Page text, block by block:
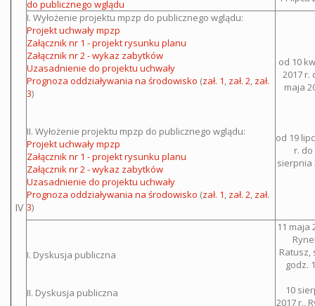
IV
do publicznego wglądu
I. Wyłożenie projektu mpzp do publicznego wglądu:
Projekt uchwały mpzp
Załącznik nr 1 - projekt rysunku planu
Załącznik nr 2 - wykaz zabytków
Uzasadnienie do projektu uchwały
Prognoza oddziaływania na środowisko (zał. 1, zał. 2, zał.
3)
II. Wyłożenie projektu mpzp do publicznego wglądu:
Projekt uchwały mpzp
Załącznik nr 1 - projekt rysunku planu
Załącznik nr 2 - wykaz zabytków
Uzasadnienie do projektu uchwały
Prognoza oddziaływania na środowisko (zał. 1, zał. 2, zał.
3)
od 10
2017 r.
maja
od 19
r. do
sierpnia
I. Dyskusja publiczna
II. Dyskusja publiczna
11 maja
Ratusz,
godz.
10
2017 r.,